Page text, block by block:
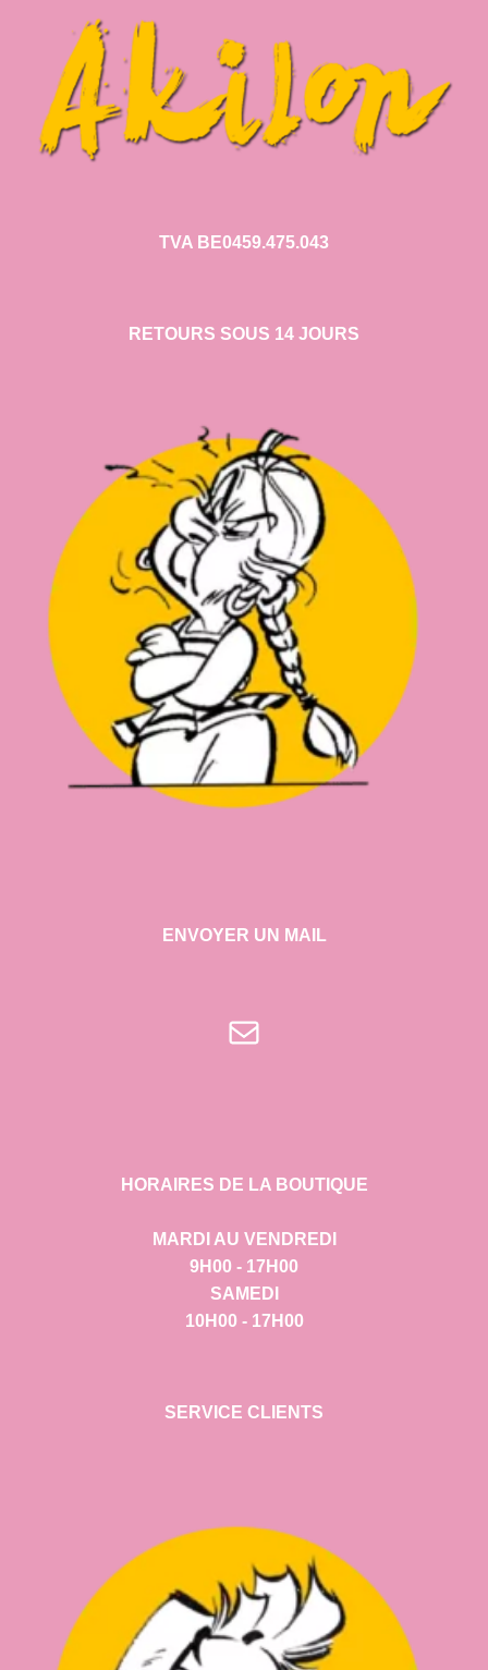
TVA BE0459.475.043
RETOURS SOUS 14 JOURS
ENVOYER UN MAIL
E-mail
HORAIRES DE LA BOUTIQUE
MARDI AU VENDREDI
9H00 - 17H00
SAMEDI
10H00 - 17H00
SERVICE CLIENTS